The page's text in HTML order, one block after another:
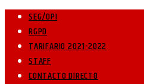
SEG/OPI
RGPD
TARIFARIO 2021-2022
STAFF
CONTACTO DIRECTO